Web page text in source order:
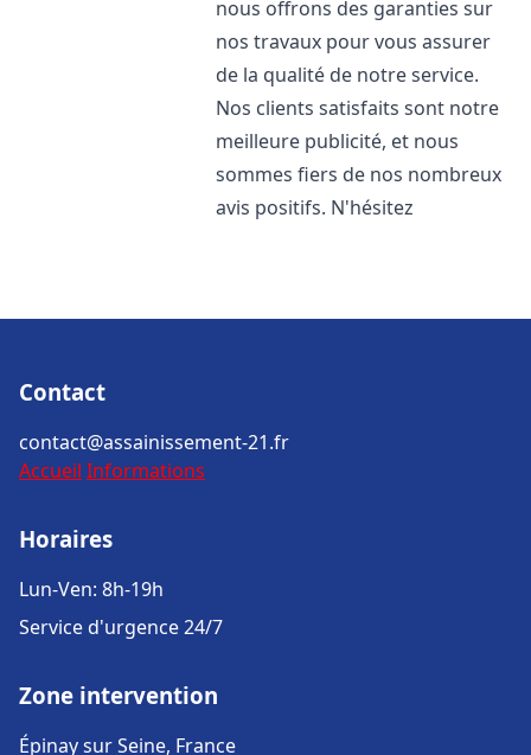
nous offrons des garanties sur
nos travaux pour vous assurer
de la qualité de notre service.
Nos clients satisfaits sont notre
meilleure publicité, et nous
sommes fiers de nos nombreux
avis positifs. N'hésitez
Contact
contact@assainissement-21.fr
Accueil Informations
Horaires
Lun-Ven: 8h-19h
Service d'urgence 24/7
Zone intervention
Épinay sur Seine, France